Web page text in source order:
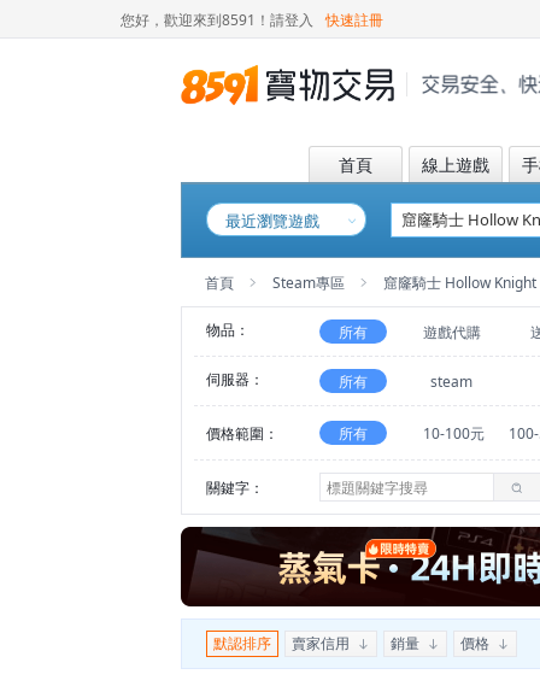
您好，歡迎來到8591！ 請登入 快速註冊
首頁 線上遊戲
最近瀏覽遊戲
首頁 Steam專區 窟窿騎士 Hollow Knight
物品： 所有 遊戲代購
伺服器： 所有 steam
價格範圍： 所有 10-100元
關鍵字：
默認排序 賣家信用 銷量 價格